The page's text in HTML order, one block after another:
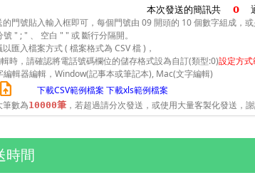
本次發送的簡訊共
門號貼入輸入框即可，每個門號由 09 開頭的 10 個數字組成，
" ; " 、 空白 " " 或 斷行分隔開。
匯入檔案方式 ( 檔案格式為 CSV 檔 )，
時，請確認將電話號碼欄位的儲存格式設為自訂(類型:0)設定方式
編輯器編輯，Window(記事本或筆記本), Mac(文字編輯)
upload_file 下載CSV範例檔案 下載xls範例檔案
筆數為10000筆，若超過請分次發送，或使用大量客製化發送，謝
時間